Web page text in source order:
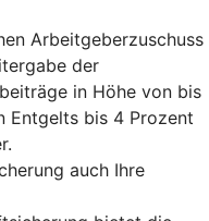
Arbeitgeberzuschuss
der
in Höhe von bis
Entgelts bis 4 Prozent
auch Ihre